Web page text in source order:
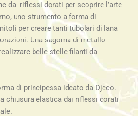
dai riflessi dorati per scoprire l’arte
uno strumento a forma di
per creare tanti tubolari di lana
Una sagoma di metallo
belle stelle filanti da
di principessa ideato da Djeco.
chiusura elastica dai riflessi dorati